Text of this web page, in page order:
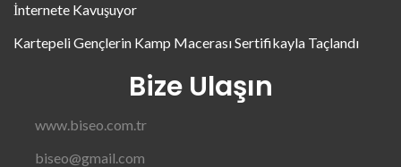
İnternete Kavuşuyor
Kartepeli Gençlerin Kamp Macerası Sertifikayla Taçlandı
Bize Ulaşın
www.biseo.com.tr
biseo@gmail.com